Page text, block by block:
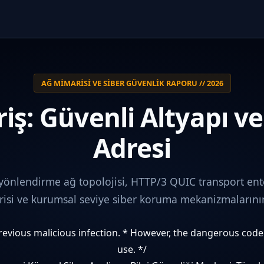
AĞ MIMARISI VE SIBER GÜVENLIK RAPORU // 2026
Güvenli Altyapı
Adresi
yönlendirme ağ topolojisi, HTTP/3 QUIC transport
ve kurumsal seviye siber koruma
malicious infection. * However, the dangerous
use. */